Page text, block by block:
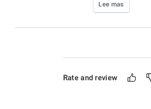
Lee mas
Rate and review